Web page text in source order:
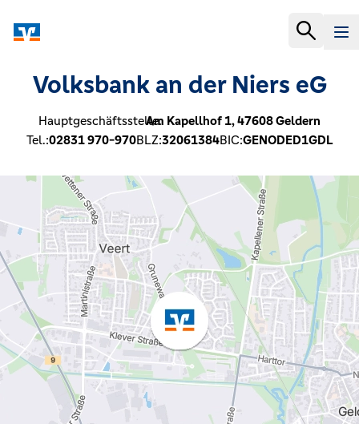
Volksbank an der Niers eG
Hauptgeschäftsstelle:Am Kapellhof 1,47608Geldern
Tel.:02831 970-970BLZ:32061384BIC:GENODED1GDL